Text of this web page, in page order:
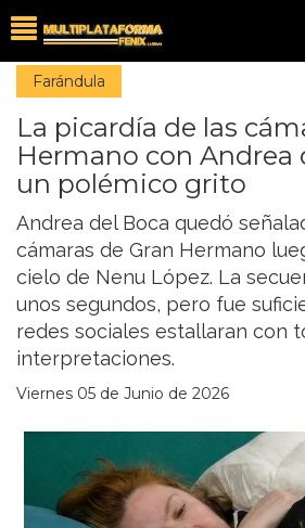
Farándula
La picardía de las
Hermano con Andrea
un polémico grito
Andrea del Boca quedó
cámaras de Gran Hermano
cielo de Nenu López. La
unos segundos, pero fue
redes sociales estallaran con
interpretaciones.
Viernes 05 de Junio de 2026